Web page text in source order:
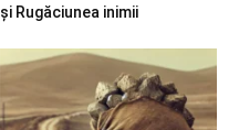
și Rugăciunea inimii